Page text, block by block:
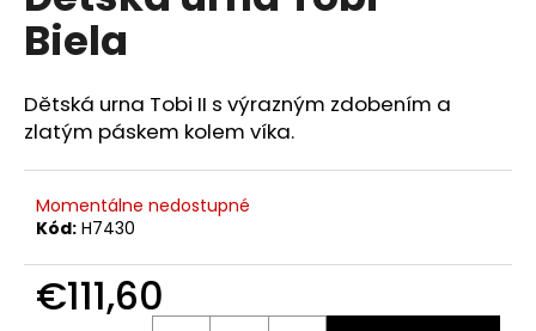
0,0
hviezdičiek.
Biela
Dětská urna Tobi II s výrazným zdobením a
zlatým páskem kolem víka.
Momentálne nedostupné
Kód: H7430
€111,60
á
j
s
ť